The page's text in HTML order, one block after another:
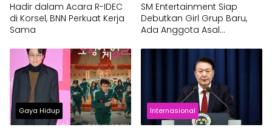
Hadir dalam Acara R-IDEC
di Korsel, BNN Perkuat Kerja
Sama
SM Entertainment Siap
Debutkan Girl Grup Baru,
Ada Anggota Asal
Gaya Hidup Internasional